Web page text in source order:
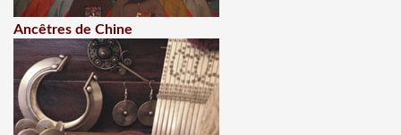
Ancêtres de Chine